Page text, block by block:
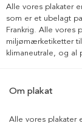
Alle vores plakater
som er et ubelagt
Frankrig. Alle vores
miljømærketiketter til
klimaneutrale, og al
Om plakat
Alle vores plakater